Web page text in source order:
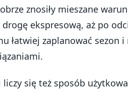
znosiły mieszane
ekspresową, aż po
łatwiej zaplanować sezon i
liczy się też sposób